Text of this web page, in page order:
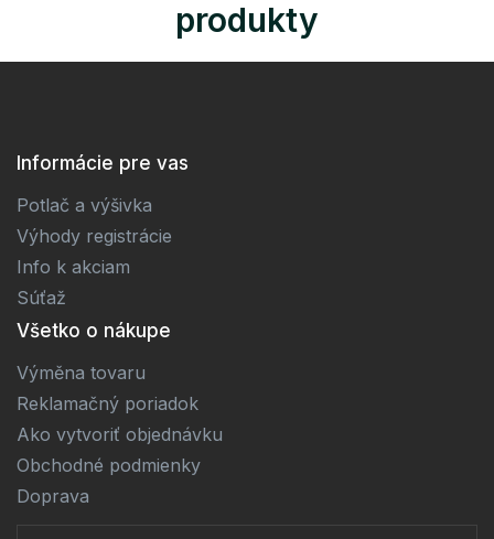
produkty
Informácie pre vas
Potlač a výšivka
Výhody registrácie
Info k akciam
Súťaž
Všetko o nákupe
Výměna tovaru
Reklamačný poriadok
Ako vytvoriť objednávku
Obchodné podmienky
Doprava